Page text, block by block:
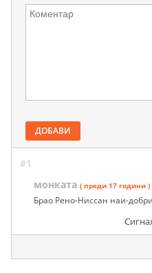
ДОБАВИ
#1
монката ( преди 17 години )
Брао Рено-Ниссан наи-